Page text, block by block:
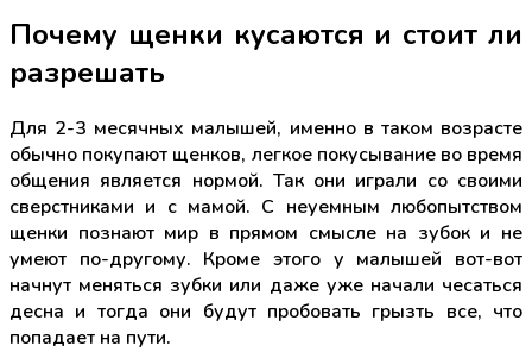
Почему щенки кусаются и стоит ли
разрешать
Для 2-3 месячных малышей, именно в таком возрасте
обычно покупают щенков, легкое покусывание во время
общения является нормой. Так они играли со своими
сверстниками и с мамой. С неуемным любопытством
щенки познают мир в прямом смысле на зубок и не
умеют по-другому. Кроме этого у малышей вот-вот
начнут меняться зубки или даже уже начали чесаться
десна и тогда они будут пробовать грызть все, что
попадает на пути.